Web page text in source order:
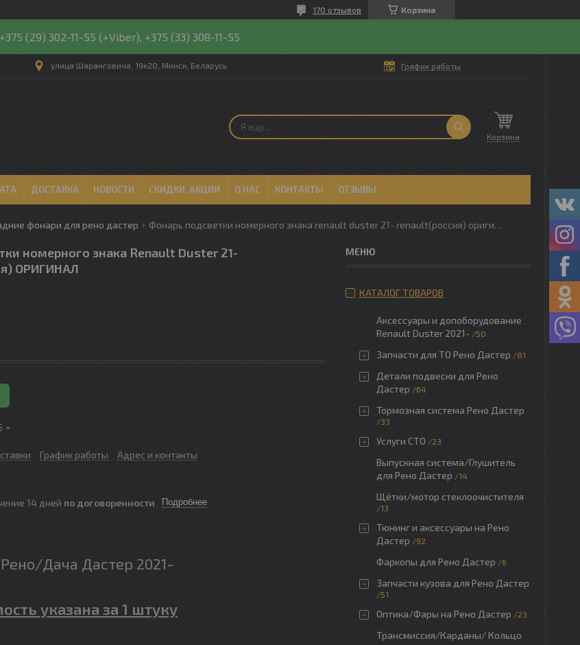
Корзина
170 отзывов
+375 (29) 302-11-55 (+Viber), +375 (33) 308-11-55
улица Шаранговича, 19к20, Минск, Беларусь График работы
Корзина
ДОСТАВКА НОВОСТИ СКИДКИ, АКЦИИ О НАС КОНТАКТЫ ОТЗЫВЫ
фонари для рено дастер Фонарь подсветки номерного знака renault duster 21- renault(россия) оригинал
номерного знака Renault Duster 21-
ОРИГИНАЛ
График работы Адрес и контакты
14 дней по договоренности Подробнее
Дача Дастер 2021-
указана за 1 штуку
КАТАЛОГ ТОВАРОВ
Аксессуары и допоборудование
Renault Duster 2021-
50
Запчасти для ТО Рено Дастер 81
Детали подвески для Рено
Дастер
64
Тормозная система Рено Дастер
33
Услуги СТО 23
Выпускная система/Глушитель
для Рено Дастер
14
Щётки/мотор стеклоочистителя
13
Тюнинг и аксессуары на Рено
Дастер
92
Фаркопы для Рено Дастер 6
Запчасти кузова для Рено Дастер
51
Оптика/Фары на Рено Дастер 23
Трансмиссия/Карданы/ Кольцо